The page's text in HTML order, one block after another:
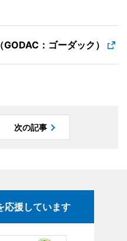
：ゴーダック）
次の記事
応援しています